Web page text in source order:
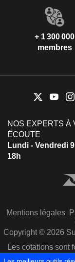
+ 1 300 000
membres
NOS EXPERTS À
ÉCOUTE
Lundi - Vendredi
18h
Mentions légales
Copyright © 2026
Les cotations sont